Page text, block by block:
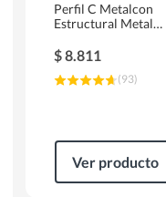
Perfil C Metalcon
Estructural Metal
$8.811
(93)
Ver producto